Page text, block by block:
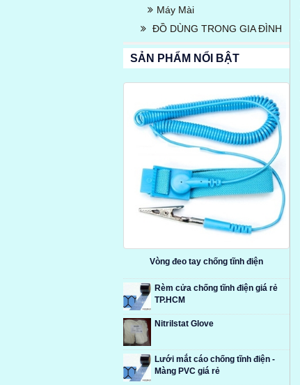
Máy Mài
ĐỒ DÙNG TRONG GIA ĐÌNH
SẢN PHẨM NỔI BẬT
Vòng đeo tay chống tĩnh điện
Rèm cửa chống tĩnh điện giá rẻ
TP.HCM
Nitrilstat Glove
Lưới mắt cáo chống tĩnh điện -
Màng PVC giá rẻ